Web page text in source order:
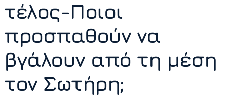
τέλος-Ποιοι
προσπαθούν να
βγάλουν από τη μέση
τον Σωτήρη;